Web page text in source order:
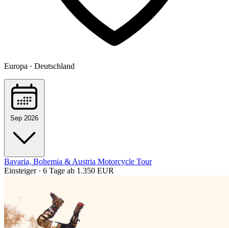
Europa · Deutschland
Sep 2026
Bavaria, Bohemia & Austria Motorcycle Tour
Einsteiger · 6 Tage ab 1.350 EUR